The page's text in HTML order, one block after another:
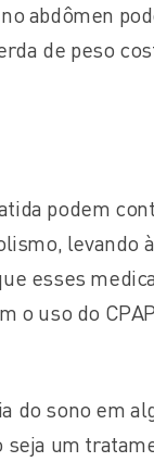
abdômen
de peso
podem
levando
esses
o uso do
do sono em
seja um